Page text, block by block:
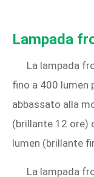
Lampada
La lampada
fino a 400 lumen
abbassato alla
(brillante 12 ore)
lumen (brillante
La lampada